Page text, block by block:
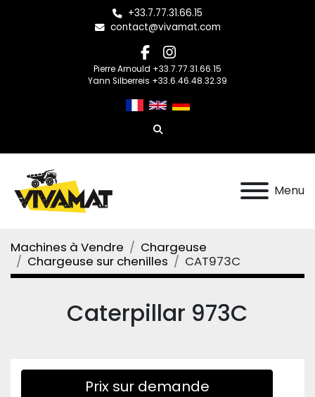
+33.7.77.31.66.15
contact@vivamat.com
facebook
instagram
Pierre Arnould +33.7.77.31.66.15
Yann Silberreis +33.6.46.48.32.39
Rechercher
Menu
Machines à Vendre
Chargeuse
Chargeuse sur chenilles
CAT973C
Caterpillar 973C
Prix sur demande